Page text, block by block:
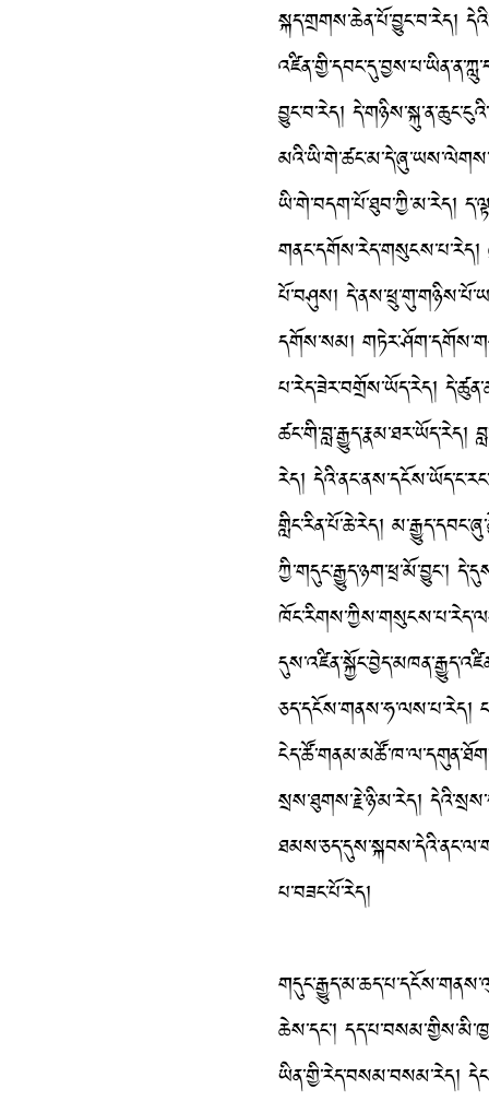
སྐད་གྲགས་ཆེན་པོ་བྱུང་བ་རེད།
བྱུང་བ་རེད།
ཡི་གེ་བདག་པོ་ཐུབ་ཀྱི་མ་རེད།
པོ་བཤུས།
དགོས་སམ།
པ་རེད་ཟེར་བགྲོས་ཡོད་རེད།
ཚང་གི་བླ་རྒྱུད་རྣམ་ཐར་ཡོད་རེད།
རེད།
གླིང་རིན་པོ་ཆེ་རེད།
ཀྱི་གདུང་རྒྱུད་ཉག་ཕྲ་མོ་བྱུང་།
ཅད་དངོས་གནས་ཧ་ལས་པ་རེད།
སྲས་ཐུགས་རྗེ་ཉི་མ་རེད།
པ་བཟང་པོ་རེད།
ཆེས་དང་།
ཡིན་གྱི་རེད་བསམ་བསམ་རེད།